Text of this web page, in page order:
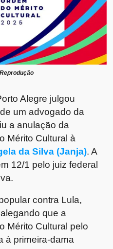
Reprodução
Alegre julgou
um advogado da
a anulação da
Mérito Cultural à
da Silva (Janja). A
12/1 pelo juiz federal
contra Lula,
que a
Mérito Cultural pelo
à primeira-dama